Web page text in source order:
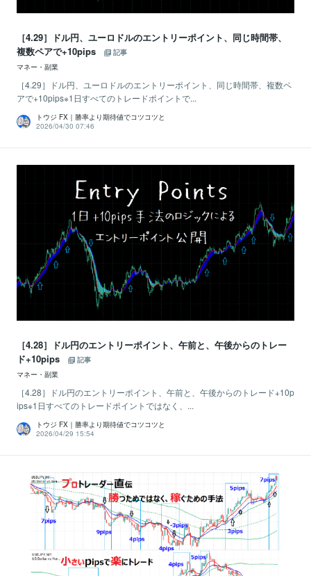
［4.29］ドル円、ユーロドルのエントリーポイント、同じ時間帯、
複数ペアで+10pips
記事
マネー・副業
［4.29］ドル円、ユーロドルのエントリーポイント、同じ時間帯、複数ペ
アで+10pips※1日すべてのトレードポイントで...
トウジ FX｜勝率より期待値でコツコツと
2026/04/30 07:46
［4.28］ドル円のエントリーポイント、午前と、午後からのトレー
ド+10pips
記事
マネー・副業
［4.28］ドル円のエントリーポイント、午前と、午後からのトレード+10p
ips※1日すべてのトレードポイントではなく、...
トウジ FX｜勝率より期待値でコツコツと
2026/04/29 15:54